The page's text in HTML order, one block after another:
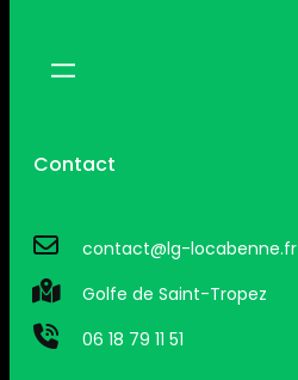
Contact
contact@lg-locabenne.fr
Golfe de Saint-Tropez
06 18 79 11 51